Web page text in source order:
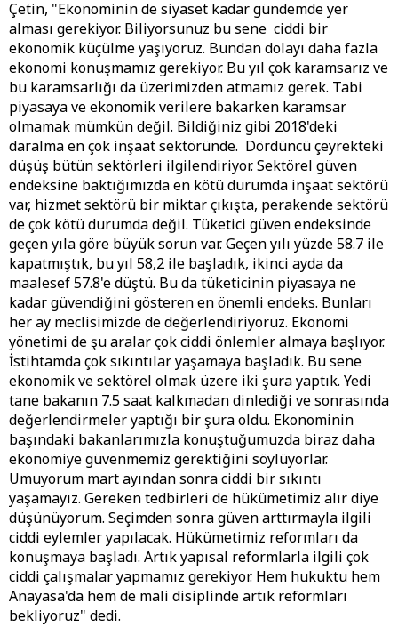
Çetin, "Ekonominin de siyaset kadar gündemde yer
alması gerekiyor. Biliyorsunuz bu sene ciddi bir
ekonomik küçülme yaşıyoruz. Bundan dolayı daha fazla
ekonomi konuşmamız gerekiyor. Bu yıl çok karamsarız ve
bu karamsarlığı da üzerimizden atmamız gerek. Tabi
piyasaya ve ekonomik verilere bakarken karamsar
olmamak mümkün değil. Bildiğiniz gibi 2018'deki
daralma en çok inşaat sektöründe. Dördüncü çeyrekteki
düşüş bütün sektörleri ilgilendiriyor. Sektörel güven
endeksine baktığımızda en kötü durumda inşaat sektörü
var, hizmet sektörü bir miktar çıkışta, perakende sektörü
de çok kötü durumda değil. Tüketici güven endeksinde
geçen yıla göre büyük sorun var. Geçen yılı yüzde 58.7 ile
kapatmıştık, bu yıl 58,2 ile başladık, ikinci ayda da
maalesef 57.8'e düştü. Bu da tüketicinin piyasaya ne
kadar güvendiğini gösteren en önemli endeks. Bunları
her ay meclisimizde de değerlendiriyoruz. Ekonomi
yönetimi de şu aralar çok ciddi önlemler almaya başlıyor.
İstihtamda çok sıkıntılar yaşamaya başladık. Bu sene
ekonomik ve sektörel olmak üzere iki şura yaptık. Yedi
tane bakanın 7.5 saat kalkmadan dinlediği ve sonrasında
değerlendirmeler yaptığı bir şura oldu. Ekonominin
başındaki bakanlarımızla konuştuğumuzda biraz daha
ekonomiye güvenmemiz gerektiğini söylüyorlar.
Umuyorum mart ayından sonra ciddi bir sıkıntı
yaşamayız. Gereken tedbirleri de hükümetimiz alır diye
düşünüyorum. Seçimden sonra güven arttırmayla ilgili
ciddi eylemler yapılacak. Hükümetimiz reformları da
konuşmaya başladı. Artık yapısal reformlarla ilgili çok
ciddi çalışmalar yapmamız gerekiyor. Hem hukuktu hem
Anayasa'da hem de mali disiplinde artık reformları
bekliyoruz" dedi.